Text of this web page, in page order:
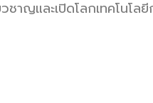
าญและเปิดโลกเทคโนโ